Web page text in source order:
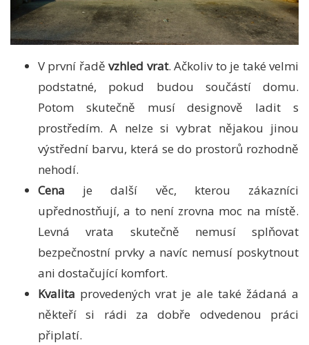
V první řaděvzhled vrat. Ačkoliv to je také velmi
podstatné, pokud budou součástí domu.
Potom skutečně musí designově ladit s
prostředím. A nelze si vybrat nějakou jinou
výstřední barvu, která se do prostorů rozhodně
nehodí.
Cena je další věc, kterou zákazníci
upřednostňují, a to není zrovna moc na místě.
Levná vrata skutečně nemusí splňovat
bezpečnostní prvky a navíc nemusí poskytnout
ani dostačující komfort.
Kvalita provedených vrat je ale také žádaná a
někteří si rádi za dobře odvedenou práci
připlatí.